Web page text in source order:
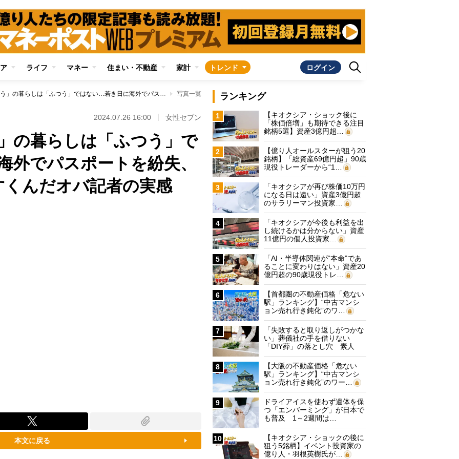
ライフ マネー 住まい・不動産 家計 トレンド ログイン
日本での「ふつう」の暮らしは「ふつう」ではない…若き日に海外でパスポートを紛失、丸腰で2週間立ちすくんだオバ記者の実感 写真一覧
2024.07.26 16:00 女性セブン
の暮らしは「ふつう」で
でパスポートを紛失、
んだオバ記者の実感
本文に戻る
ランキング
1
【キオクシア・ショック後に
「株価倍増」も期待できる注目
銘柄5選】資産3億円超…
2
【億り人オールスターが狙う20
銘柄】「総資産69億円超」90歳
現役トレーダーから“1…
3
「キオクシアが再び株価10万円
になる日は遠い」資産3億円超
のサラリーマン投資家…
4
「キオクシアが今後も利益を出
し続けるかは分からない」資産
11億円の個人投資家…
5
「AI・半導体関連が“本命”であ
ることに変わりはない」資産20
億円超の90歳現役トレ…
6
【首都圏の不動産価格「危ない
駅」ランキング】“中古マンシ
ョン売れ行き鈍化”のワ…
7
「失敗すると取り返しがつかな
い」葬儀社の手を借りない
「DIY葬」の落とし穴 素人
に…
8
【大阪の不動産価格「危ない
駅」ランキング】“中古マンシ
ョン売れ行き鈍化”のワー…
9
ドライアイスを使わず遺体を保
つ「エンバーミング」が日本で
も普及 1～2週間は…
10
【キオクシア・ショックの後に
狙う5銘柄】イベント投資家の
億り人・羽根英樹氏が…